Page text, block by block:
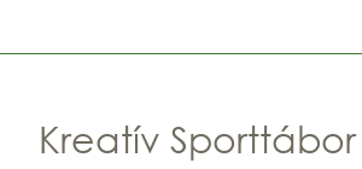
Kreatív Sporttábor